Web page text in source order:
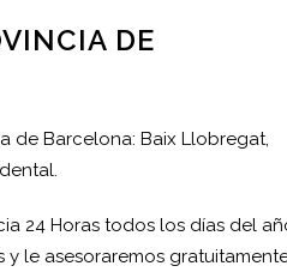
DE
de Barcelona: Baix Llobregat,
24 Horas todos los días del
le asesoraremos